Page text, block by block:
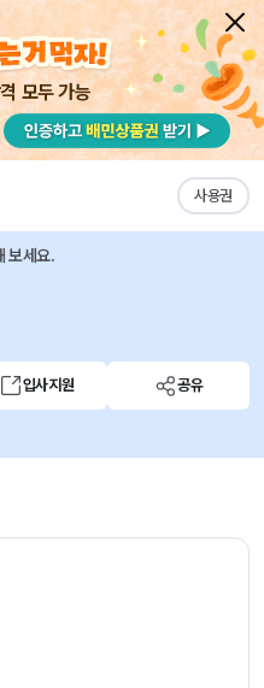
모두 가능
사용권
목록
계약직/신입 지원 가능)
보세요.
입사지원 공유